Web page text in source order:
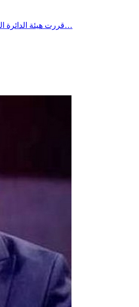
قررت هيئة الدائرة الجناحية الصيفية بمحكمة الاستئناف بتونس ظهر اليوم الثلاثاء قبول اعتراض وزير الفلاحة الأسبق والقيادي في حركة النهضة محمد بن سالم بخصوص قضية ديوانية حوكم…